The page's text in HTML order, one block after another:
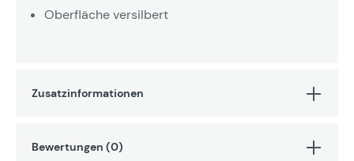
Oberfläche versilbert
Zusatzinformationen
Bewertungen (0)